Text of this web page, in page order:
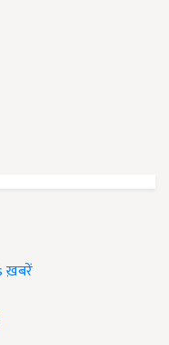
ख़बरें